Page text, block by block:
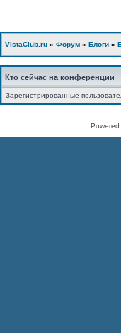
VistaClub.ru » Форум » Блоги »
Кто сейчас на конференции
Зарегистрированные